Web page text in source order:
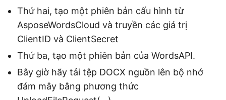
Thứ hai, tạo một phiên bản cấu hình từ
AsposeWordsCloud và truyền các giá trị
ClientID và ClientSecret
Thứ ba, tạo một phiên bản của WordsAPI.
Bây giờ hãy tải tệp DOCX nguồn lên bộ nhớ
đám mây bằng phương thức